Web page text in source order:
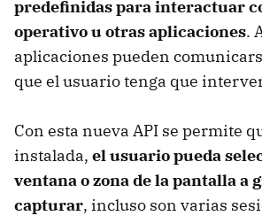
predefinidas para interactuar
operativo u otras aplicaciones.
aplicaciones pueden
que el usuario tenga que
Con esta nueva API se permite
instalada, el usuario pueda
ventana o zona de la pantalla a
capturar, incluso son varias